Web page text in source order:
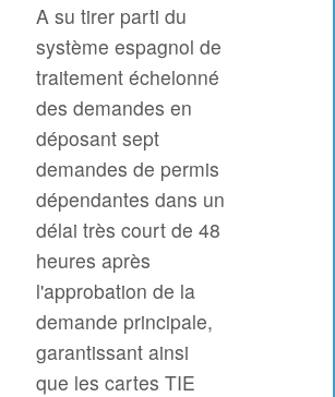
A su tirer parti du
système espagnol de
traitement échelonné
des demandes en
déposant sept
demandes de permis
dépendantes dans un
délai très court de 48
heures après
l'approbation de la
demande principale,
garantissant ainsi
que les cartes TIE